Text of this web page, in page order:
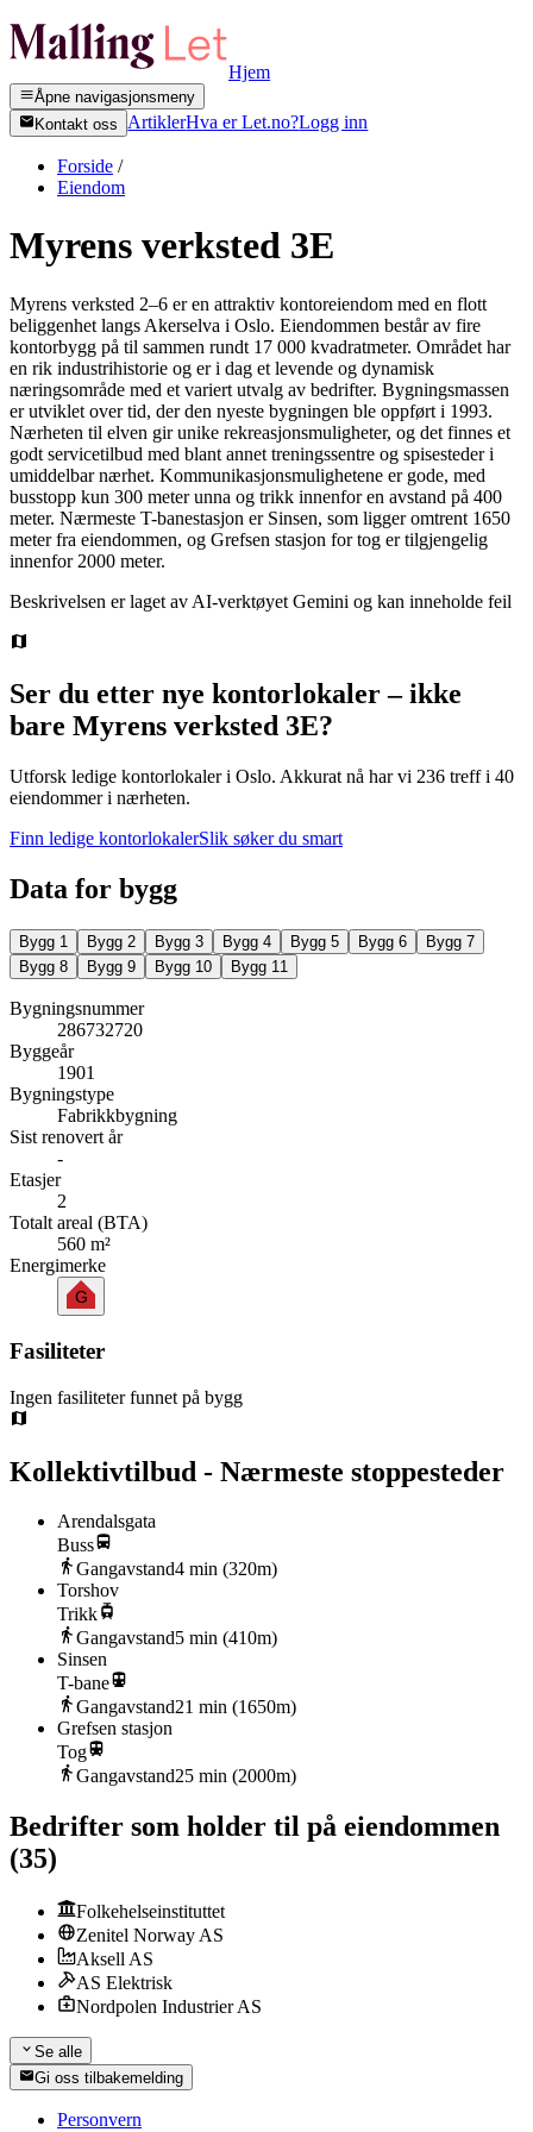
Hjem
Åpne navigasjonsmeny
Kontakt oss
ArtiklerHva er Let.no?Logg inn
Forside /
Eiendom
Myrens verksted 3E
Myrens verksted 2–6 er en attraktiv kontoreiendom med en flott
beliggenhet langs Akerselva i Oslo. Eiendommen består av fire
kontorbygg på til sammen rundt 17 000 kvadratmeter. Området har
en rik industrihistorie og er i dag et levende og dynamisk
næringsområde med et variert utvalg av bedrifter. Bygningsmassen
er utviklet over tid, der den nyeste bygningen ble oppført i 1993.
Nærheten til elven gir unike rekreasjonsmuligheter, og det finnes et
godt servicetilbud med blant annet treningssentre og spisesteder i
umiddelbar nærhet. Kommunikasjonsmulighetene er gode, med
busstopp kun 300 meter unna og trikk innenfor en avstand på 400
meter. Nærmeste T-banestasjon er Sinsen, som ligger omtrent 1650
meter fra eiendommen, og Grefsen stasjon for tog er tilgjengelig
innenfor 2000 meter.
Beskrivelsen er laget av AI-verktøyet Gemini og kan inneholde feil
Ser du etter nye kontorlokaler – ikke
bare Myrens verksted 3E?
Utforsk ledige kontorlokaler i Oslo. Akkurat nå har vi 236 treff i 40
eiendommer i nærheten.
Finn ledige kontorlokalerSlik søker du smart
Data for bygg
Bygg 1 Bygg 2 Bygg 3 Bygg 4 Bygg 5 Bygg 6 Bygg 7
Bygg 8 Bygg 9 Bygg 10 Bygg 11
Bygningsnummer
286732720
Byggeår
1901
Bygningstype
Fabrikkbygning
Sist renovert år
-
Etasjer
2
Totalt areal (BTA)
560 m²
Energimerke
G
Fasiliteter
Ingen fasiliteter funnet på bygg
Kollektivtilbud - Nærmeste stoppesteder
Arendalsgata
Buss
Gangavstand4 min (320m)
Torshov
Trikk
Gangavstand5 min (410m)
Sinsen
T-bane
Gangavstand21 min (1650m)
Grefsen stasjon
Tog
Gangavstand25 min (2000m)
Bedrifter som holder til på eiendommen
(35)
Folkehelseinstituttet
Zenitel Norway AS
Aksell AS
AS Elektrisk
Nordpolen Industrier AS
Se alle
Gi oss tilbakemelding
Personvern